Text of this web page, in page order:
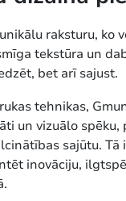
raksturu, ko
tekstūra un
bet arī sajust.
tehnikas,
un vizuālo spēku,
sajūtu. Tā
inovāciju,